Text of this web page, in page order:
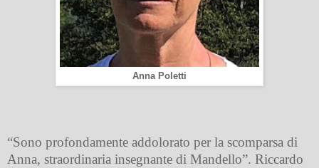
Anna Poletti
“Sono profondamente addolorato per la scomparsa di
Anna, straordinaria insegnante di Mandello”. Riccardo